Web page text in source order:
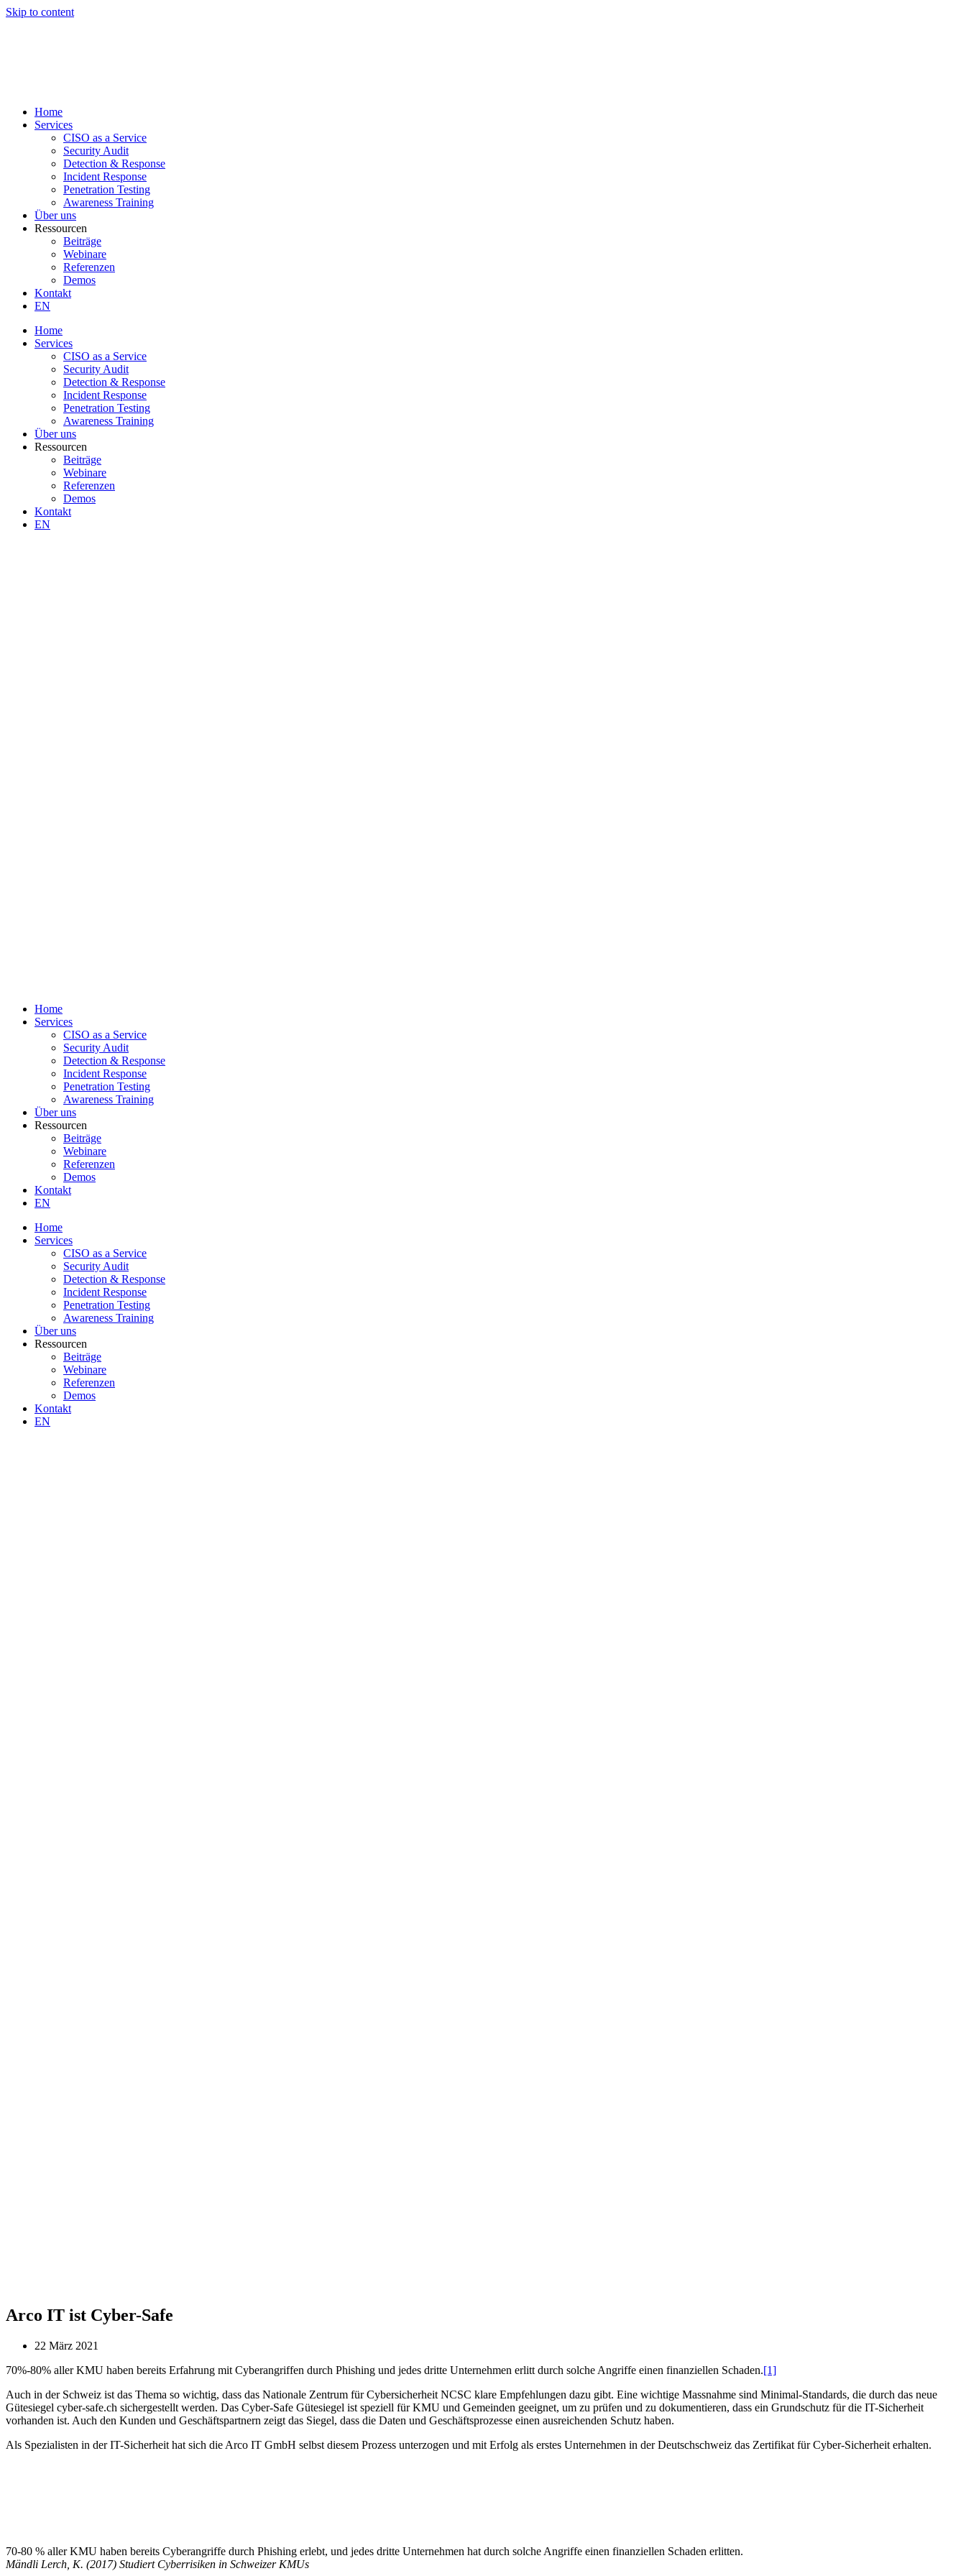
Skip to content
Home
Services
CISO as a Service
Security Audit
Detection & Response
Incident Response
Penetration Testing
Awareness Training
Über uns
Ressourcen
Beiträge
Webinare
Referenzen
Demos
Kontakt
EN
Home
Services
CISO as a Service
Security Audit
Detection & Response
Incident Response
Penetration Testing
Awareness Training
Über uns
Ressourcen
Beiträge
Webinare
Referenzen
Demos
Kontakt
EN
Home
Services
CISO as a Service
Security Audit
Detection & Response
Incident Response
Penetration Testing
Awareness Training
Über uns
Ressourcen
Beiträge
Webinare
Referenzen
Demos
Kontakt
EN
Home
Services
CISO as a Service
Security Audit
Detection & Response
Incident Response
Penetration Testing
Awareness Training
Über uns
Ressourcen
Beiträge
Webinare
Referenzen
Demos
Kontakt
EN
Arco IT ist Cyber-Safe
22 März 2021
70%-80% aller KMU haben bereits Erfahrung mit Cyberangriffen durch Phishing und jedes dritte Unternehmen erlitt durch solche Angriffe einen finanziellen Schaden.[1]
Auch in der Schweiz ist das Thema so wichtig, dass das Nationale Zentrum für Cybersicherheit NCSC klare Empfehlungen dazu gibt. Eine wichtige Massnahme sind Minimal-Standards, die durch das neue
Gütesiegel cyber-safe.ch sichergestellt werden. Das Cyber-Safe Gütesiegel ist speziell für KMU und Gemeinden geeignet, um zu prüfen und zu dokumentieren, dass ein Grundschutz für die IT-Sicherheit
vorhanden ist. Auch den Kunden und Geschäftspartnern zeigt das Siegel, dass die Daten und Geschäftsprozesse einen ausreichenden Schutz haben.
Als Spezialisten in der IT-Sicherheit hat sich die Arco IT GmbH selbst diesem Prozess unterzogen und mit Erfolg als erstes Unternehmen in der Deutschschweiz das Zertifikat für Cyber-Sicherheit erhalten.
70-80 % aller KMU haben bereits Cyberangriffe durch Phishing erlebt, und jedes dritte Unternehmen hat durch solche Angriffe einen finanziellen Schaden erlitten.
Mändli Lerch, K. (2017) Studiert Cyberrisiken in Schweizer KMUs